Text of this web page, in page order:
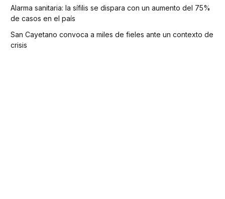
Alarma sanitaria: la sífilis se dispara con un aumento del 75%
de casos en el país
San Cayetano convoca a miles de fieles ante un contexto de
crisis